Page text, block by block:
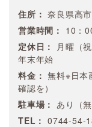
住所： 奈良県高
営業時間： 10：
定休日：
月曜（
年末年始
料金： 無料※日本
確認を）
駐車場： あり（
TEL： 0744-54-